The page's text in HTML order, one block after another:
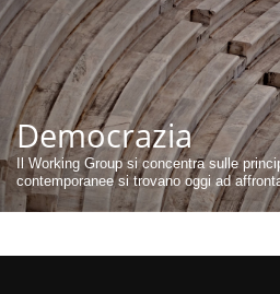
Democrazia
Il Working Group si concentra sulle
contemporanee si trovano oggi ad